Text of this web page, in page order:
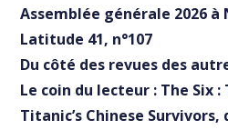
Assemblée générale 2026 à
Latitude 41, n°107
Du côté des revues des
Le coin du lecteur : The Six
Titanic’s Chinese